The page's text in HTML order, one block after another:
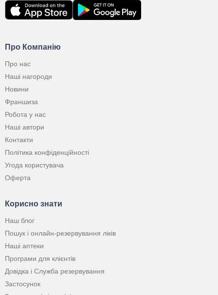
Про Компанію
Про нас
Наші нагороди
Новини
Франшиза
Робота у нас
Наші автори
Контакти
Політика конфіденційності
Угода користувача
Оферта
Корисно знати
Наш блог
Пошук і онлайн-резервування ліків
Наші аптеки
Програми для клієнтів
Довідка і Служба резервування
Застосунок